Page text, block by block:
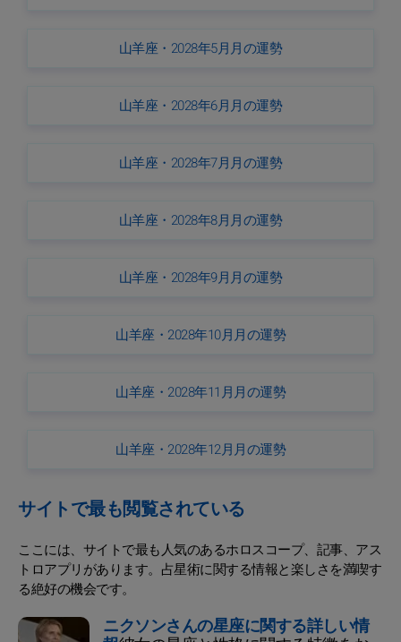
山羊座・2028年5月月の運勢
山羊座・2028年6月月の運勢
山羊座・2028年7月月の運勢
山羊座・2028年8月月の運勢
山羊座・2028年9月月の運勢
山羊座・2028年10月月の運勢
山羊座・2028年11月月の運勢
山羊座・2028年12月月の運勢
サイトで最も閲覧されている
ここには、サイトで最も人気のあるホロスコープ、記事、アス
トロアプリがあります。占星術に関する情報と楽しさを満喫す
る絶好の機会です。
ニクソンさんの星座に関する詳しい情